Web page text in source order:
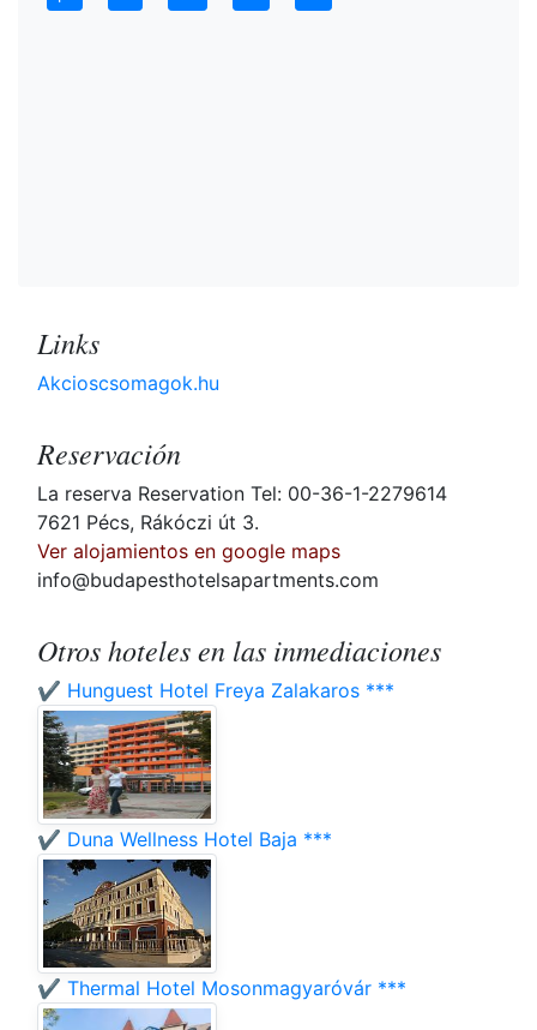
Links
Akcioscsomagok.hu
Reservación
La reserva Reservation Tel: 00-36-1-2279614
7621 Pécs, Rákóczi út 3.
Ver alojamientos en google maps
info@budapesthotelsapartments.com
Otros hoteles en las inmediaciones
✔️ Hunguest Hotel Freya Zalakaros ***
✔️ Duna Wellness Hotel Baja ***
✔️ Thermal Hotel Mosonmagyaróvár ***